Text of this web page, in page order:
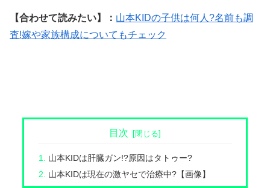
【合わせて読みたい】： 山本KIDの子供は何人?名前も調
査!嫁や家族構成についてもチェック
目次
山本KIDは肝臓ガン!?原因はタトゥー?
山本KIDは現在の激ヤセで治療中?【画像】